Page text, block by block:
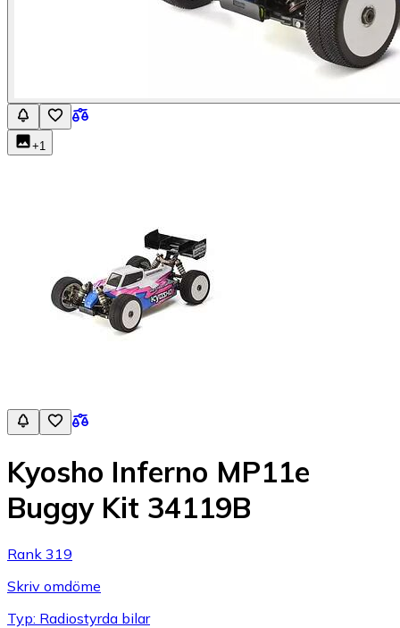
+1
Kyosho Inferno MP11e
Buggy Kit 34119B
Rank 319
Skriv omdöme
Typ: Radiostyrda bilar